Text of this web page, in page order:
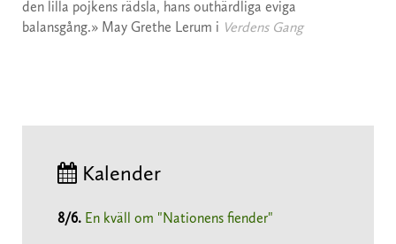
den lilla pojkens rädsla, hans outhärdliga eviga
balansgång.» May Grethe Lerum i Verdens Gang
Kalender
8/6. En kväll om "Nationens fiender"